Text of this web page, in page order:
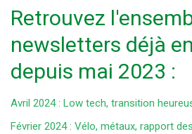
Retrouvez
newsletters déjà
depuis mai 2023 :
Avril 2024 : Low tech, transition
Février 2024 : Vélo, métaux, rapport